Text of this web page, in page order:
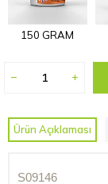
150 GRAM
Ürün Açıklaması
S09146